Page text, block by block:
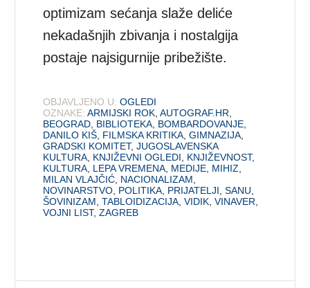
optimizam sećanja slaže deliće
nekadašnjih zbivanja i nostalgija
postaje najsigurnije pribežište.
OBJAVLJENO U: OGLEDI
OZNAKE: ARMIJSKI ROK ,AUTOGRAF.HR
BEOGRAD BIBLIOTEKA BOMBARDOVANJE
DANILO KIŠ FILMSKA KRITIKA ,GIMNAZIJA
GRADSKI KOMITET,JUGOSLAVENSKA
KULTURA KNJIŽEVNI OGLEDI KNJIŽEVNOST,
KULTURA LEPA VREMENA MEDIJE MIHIZ
MILAN VLAJČIĆ NACIONALIZAM
NOVINARSTVO POLITIKA PRIJATELJI ,SANU
ŠOVINIZAM ,TABLOIDIZACIJA ,VIDIK ,VINAVER
VOJNI LIST,ZAGREB